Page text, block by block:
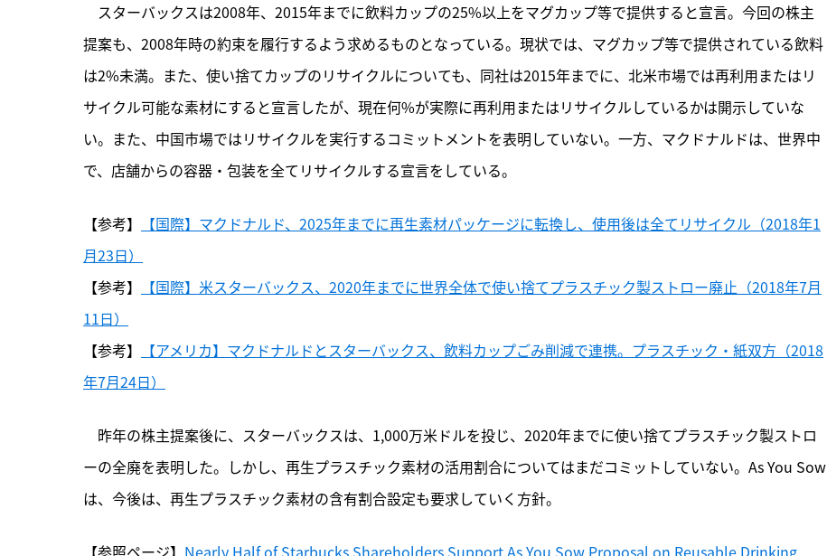
スターバックスは2008年、2015年までに飲料カップの25%以上をマグカップ等で提供すると宣言。今回の株主
提案も、2008年時の約束を履行するよう求めるものとなっている。現状では、マグカップ等で提供されている飲料
は2%未満。また、使い捨てカップのリサイクルについても、同社は2015年までに、北米市場では再利用またはリ
サイクル可能な素材にすると宣言したが、現在何%が実際に再利用またはリサイクルしているかは開示していな
い。また、中国市場ではリサイクルを実行するコミットメントを表明していない。一方、マクドナルドは、世界中
で、店舗からの容器・包装を全てリサイクルする宣言をしている。
【参考】
【国際】マクドナルド、2025年までに再生素材パッケージに転換し、使用後は全てリサイクル（2018年1
月23日）
【参考】
【国際】米スターバックス、2020年までに世界全体で使い捨てプラスチック製ストロー廃止（2018年7月
11日）
【参考】
【アメリカ】マクドナルドとスターバックス、飲料カップごみ削減で連携。プラスチック・紙双方（2018
年7月24日）
昨年の株主提案後に、スターバックスは、1,000万米ドルを投じ、2020年までに使い捨てプラスチック製ストロ
ーの全廃を表明した。しかし、再生プラスチック素材の活用割合についてはまだコミットしていない。As You Sow
は、今後は、再生プラスチック素材の含有割合設定も要求していく方針。